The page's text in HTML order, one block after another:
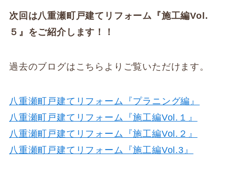
次回は八重瀬町戸建てリフォーム『施工編Vol.
５』をご紹介します！！
過去のブログはこちらよりご覧いただけます。
八重瀬町戸建てリフォーム『プラニング編』
八重瀬町戸建てリフォーム『施工編Vol.１』
八重瀬町戸建てリフォーム『施工編Vol.２』
八重瀬町戸建てリフォーム『施工編Vol.3』